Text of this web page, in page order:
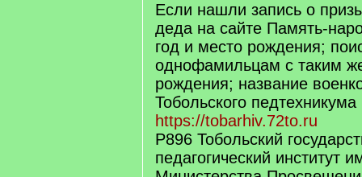
Если нашли запись о
деда на сайте Память-
год и место рождения;
однофамильцам с таким
рождения; название
Тобольского
https://tobarhiv.72to.ru
Р896 Тобольский
педагогический институт